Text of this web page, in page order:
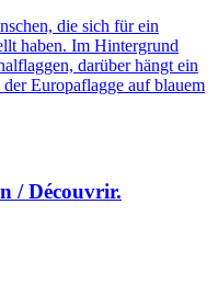
/ Découvrir.